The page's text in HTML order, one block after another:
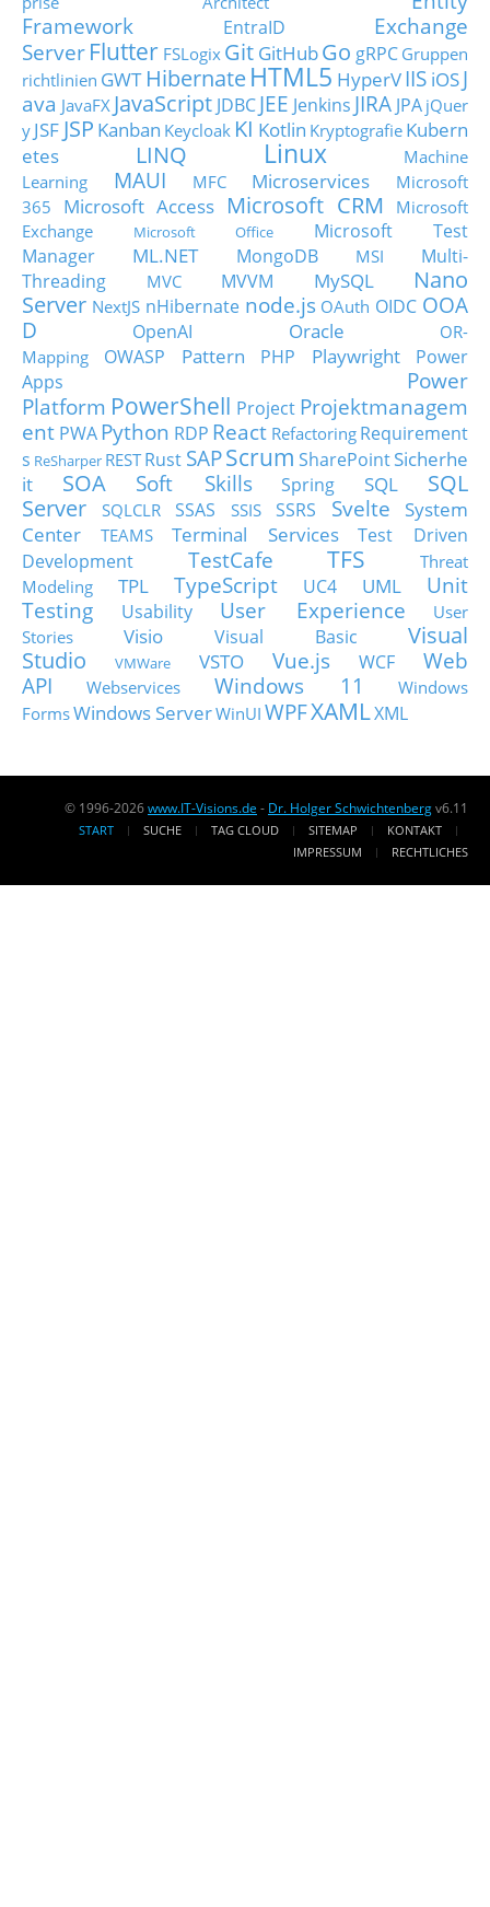
Framework
EntraID
Exchange
Server Flutter FSLogix Git GitHubGo gRPC Gruppen
richtlinien GWT HibernateHTML5 HyperVIIS iOSJ
ava JavaFX JavaScript JDBC JEE Jenkins JIRA JPA jQuer
y JSF JSP Kanban Keycloak KI Kotlin Kryptografie Kubern
etes
LINQ Linux
Machine
Learning
MAUI MFC Microservices
Microsoft
365
Microsoft Access Microsoft CRM
Microsoft
Exchange
Microsoft Office
Microsoft Test
Manager
ML.NET MongoDB MSI
Multi-
Threading
MVC MVVM MySQL
Nano
Server NextJS nHibernate node.js OAuth OIDC OOA
D
OpenAI Oracle
OR-
Mapping
OWASP Pattern PHP Playwright
Power
Apps
Power
Platform PowerShell Project Projektmanagem
ent PWA Python RDP React Refactoring Requirement
s ReSharper RESTRust SAPScrum SharePointSicherhe
it
SOA Soft Skills Spring SQL
SQL
Server
SQLCLR SSAS SSIS SSRS Svelte
System
Center
TEAMS Terminal Services
Test Driven
Development
TestCafe TFS
Threat
Modeling
TPL TypeScript UC4 UML
Unit
Testing
Usability User Experience
User
Stories
Visio Visual Basic
Visual
Studio
VMWare VSTO Vue.js WCF
Web
API
Webservices Windows 11
Windows
FormsWindows ServerWinUI WPFXAMLXML
© 1996-2026www.IT-Visions.de - Dr. Holger Schwichtenbergv6.11
START SUCHE TAG CLOUD SITEMAP
KONTAKT
IMPRESSUM
RECHTLICHES